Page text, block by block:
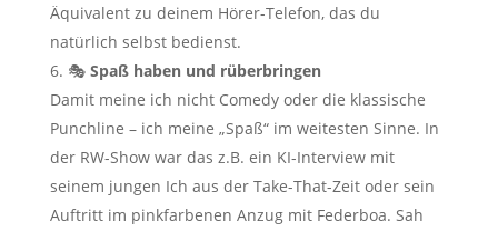
Äquivalent zu deinem Hörer-Telefon, das du
natürlich selbst bedienst.
🎭 Spaß haben und rüberbringen
Damit meine ich nicht Comedy oder die klassische
Punchline – ich meine „Spaß“ im weitesten Sinne. In
der RW-Show war das z.B. ein KI-Interview mit
seinem jungen Ich aus der Take-That-Zeit oder sein
Auftritt im pinkfarbenen Anzug mit Federboa. Sah